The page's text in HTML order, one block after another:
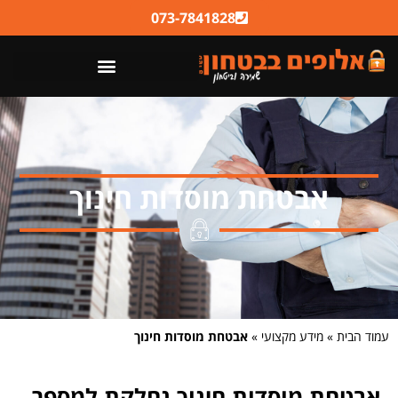
073-7841828
אבטחת מוסדות חינוך
עמוד הבית » מידע מקצועי » אבטחת מוסדות חינוך